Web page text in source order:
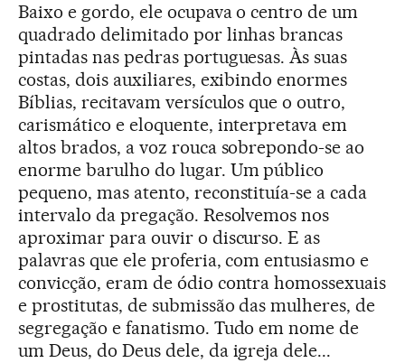
Baixo e gordo, ele ocupava o centro de um
quadrado delimitado por linhas brancas
pintadas nas pedras portuguesas. Às suas
costas, dois auxiliares, exibindo enormes
Bíblias, recitavam versículos que o outro,
carismático e eloquente, interpretava em
altos brados, a voz rouca sobrepondo-se ao
enorme barulho do lugar. Um público
pequeno, mas atento, reconstituía-se a cada
intervalo da pregação. Resolvemos nos
aproximar para ouvir o discurso. E as
palavras que ele proferia, com entusiasmo e
convicção, eram de ódio contra homossexuais
e prostitutas, de submissão das mulheres, de
segregação e fanatismo. Tudo em nome de
um Deus, do Deus dele, da igreja dele...